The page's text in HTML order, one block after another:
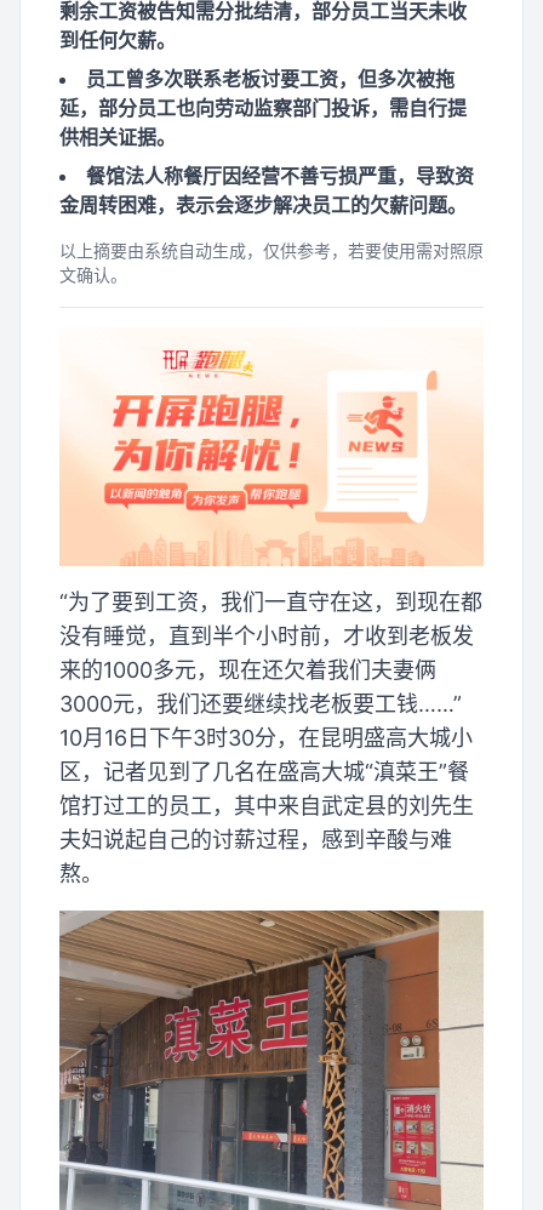
剩余工资被告知需分批结清，部分员工当天未收
到任何欠薪。
员工曾多次联系老板讨要工资，但多次被拖
延，部分员工也向劳动监察部门投诉，需自行提
供相关证据。
餐馆法人称餐厅因经营不善亏损严重，导致资
金周转困难，表示会逐步解决员工的欠薪问题。
以上摘要由系统自动生成，仅供参考，若要使用需对照原
文确认。
“为了要到工资，我们一直守在这，到现在都
没有睡觉，直到半个小时前，才收到老板发
来的1000多元，现在还欠着我们夫妻俩
3000元，我们还要继续找老板要工钱……”
10月16日下午3时30分，在昆明盛高大城小
区，记者见到了几名在盛高大城“滇菜王”餐
馆打过工的员工，其中来自武定县的刘先生
夫妇说起自己的讨薪过程，感到辛酸与难
熬。